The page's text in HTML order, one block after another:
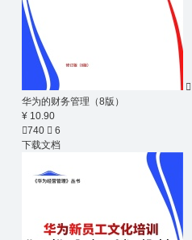

华为的财务管理（8版）
¥ 10.90
740  6
下载文档